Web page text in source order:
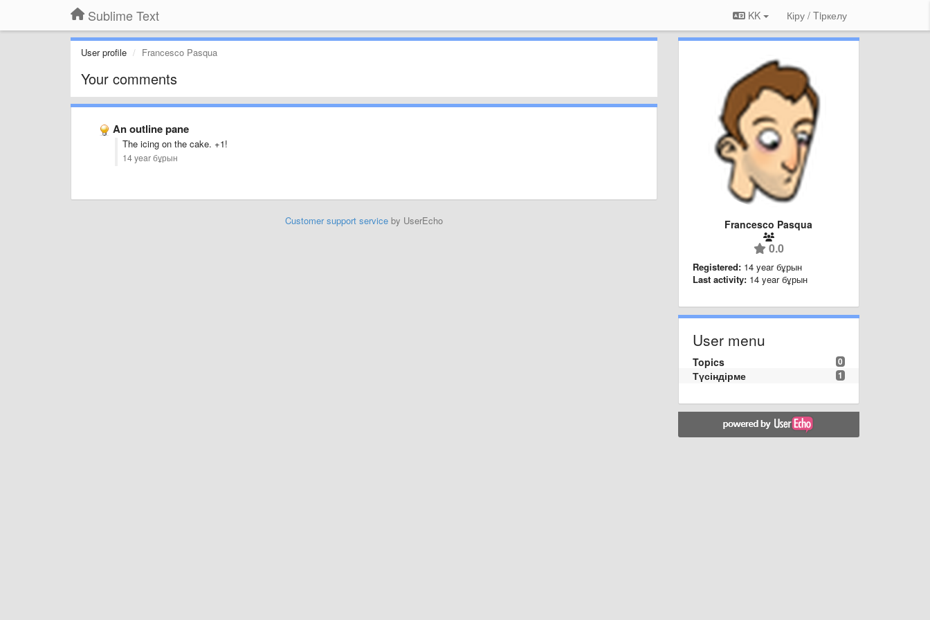
Sublime Text KK Кіру / Tiркелу
User profile Francesco Pasqua
Your comments
An outline pane
The icing on the cake. +1!
14 year бұрын
Customer support serviceby UserEcho Francesco Pasqua
0.0
Registered: 14 year бұрын
Last activity: 14 year бұрын
User menu
0
Topics
1
Түсіндірме